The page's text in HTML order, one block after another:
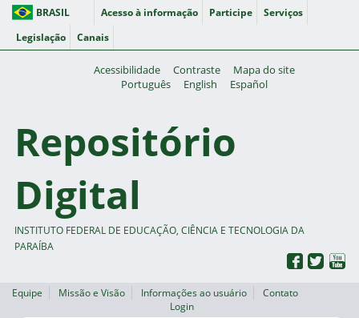
BRASIL Acesso à informação Participe
Serviços
Legislação
Canais
Acessibilidade Contraste
Mapa do site
Português
English Español
Repositório
Digital
INSTITUTO FEDERAL DE EDUCAÇÃO, CIÊNCIA E TECNOLOGIA DA
PARAÍBA
Equipe Missão e Visão Informações ao usuário
Contato
Login